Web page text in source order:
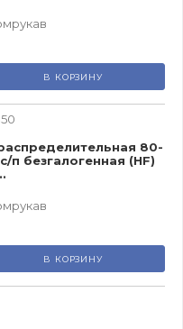
В КОРЗИНУ
80-
п безгалогенная (HF)
В КОРЗИНУ